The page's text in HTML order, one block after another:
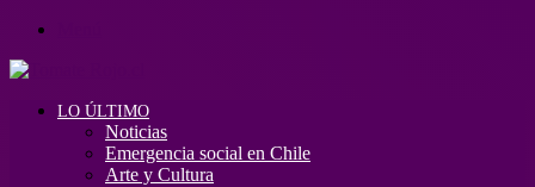
LO ÚLTIMO
Noticias
Emergencia social en Chile
Arte y Cultura